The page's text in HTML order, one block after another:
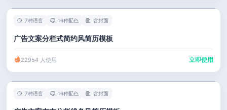
7种语言 16种配色 含封面
广告文案分栏式简约风简历模板
22954 人使用 立即使用
7种语言 16种配色 含封面